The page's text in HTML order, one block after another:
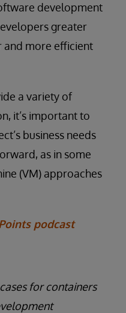
development
greater
and more efficient
a variety of
it’s important to
business needs
as in some
(VM) approaches
podcast
for containers